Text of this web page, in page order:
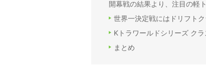
開幕戦の結果より、注目の軽
世界一決定戦にはドリフト
Kトラワールドシリーズ ク
まとめ